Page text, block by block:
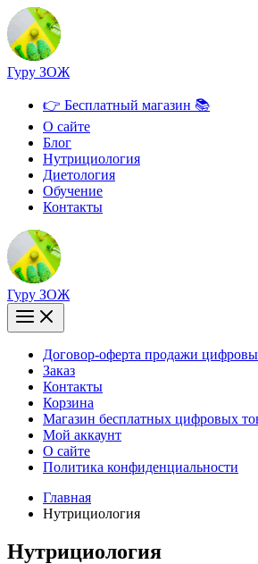
Перейти
к
содержимому
Гуру ЗОЖ
👉 Бесплатный магазин 📚
О сайте
Блог
Нутрициология
Диетология
Обучение
Контакты
Гуру ЗОЖ
Договор-оферта продажи
Заказ
Контакты
Корзина
Магазин бесплатных цифровых
Мой аккаунт
О сайте
Политика конфиденциальности
Главная
Нутрициология
Нутрициология